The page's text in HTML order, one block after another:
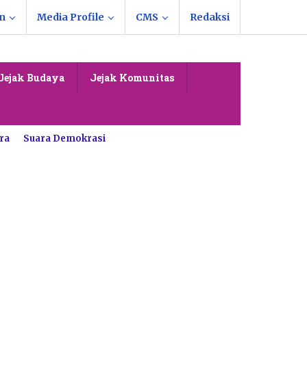
Media Profile CMS Redaksi
Budaya Jejak Komunitas
Suara Demokrasi